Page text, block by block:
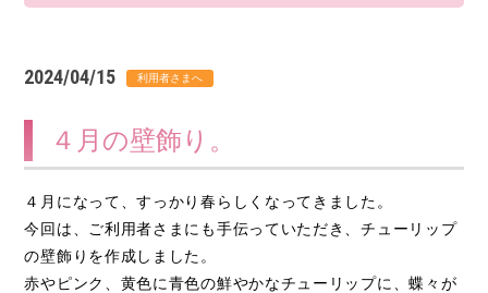
2024/04/15
４月の壁飾り。
４月になって、すっかり春らしくなってきました。
今回は、ご利用者さまにも手伝っていただき、チューリップ
の壁飾りを作成しました。
赤やピンク、黄色に青色の鮮やかなチューリップに、蝶々が